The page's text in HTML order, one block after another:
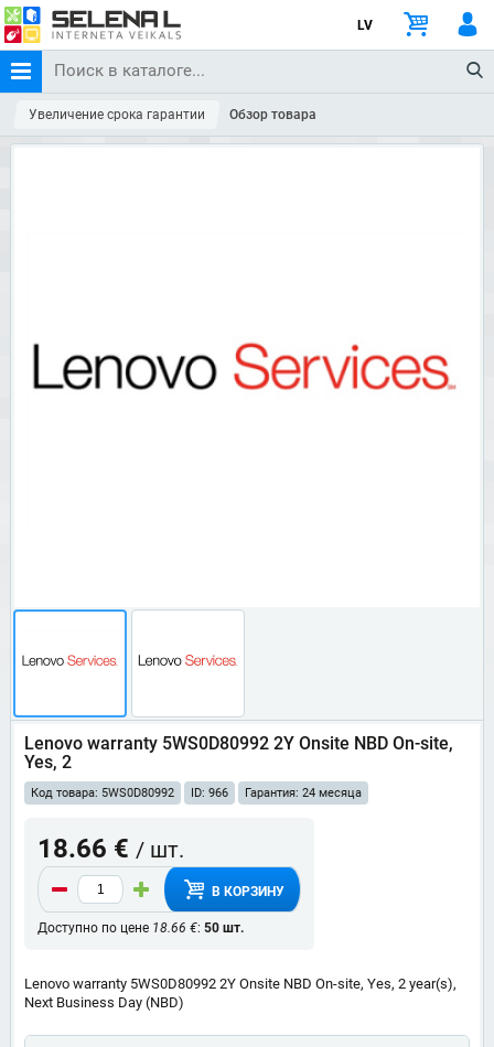
LV
Увеличение срока гарантии Обзор товара
Lenovo warranty 5WS0D80992 2Y Onsite NBD On-site,
Yes, 2
Код товара: 5WS0D80992 ID: 966 Гарантия: 24 месяца
18.66 € / шт.
В КОРЗИНУ
Доступно по цене 18.66 €: 50 шт.
Lenovo warranty 5WS0D80992 2Y Onsite NBD On-site, Yes, 2 year(s),
Next Business Day (NBD)